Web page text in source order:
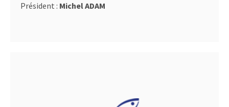
Président : Michel ADAM